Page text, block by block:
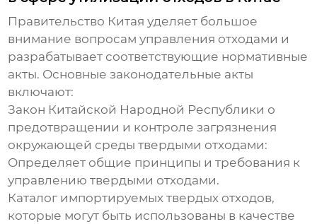
Правительство Китая уделяет большое
внимание вопросам управления отходами и
разрабатывает соответствующие нормативные
акты. Основные законодательные акты
включают:
Закон Китайской Народной Республики о
предотвращении и контроле загрязнения
окружающей среды твердыми отходами:
Определяет общие принципы и требования к
управлению твердыми отходами.
Каталог импортируемых твердых отходов,
которые могут быть использованы в качестве